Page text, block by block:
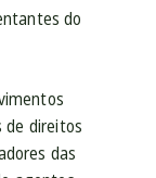
do
de direitos
das